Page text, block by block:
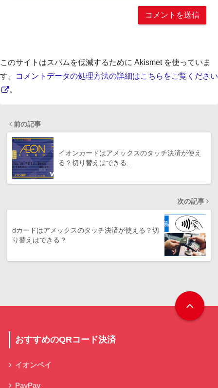
このサイトはスパムを低減するために Akismet を使っていま
す。
コメントデータの処理方法の詳細はこちらをご覧ください
。
前の記事
イオンカードはアメックスのタッチ決済が使え
る？切り替えはできる…
次の記事
dカードはアメックスのタッチ決済が使える？切
り替えはできる？
おすすめのQRコード決済
イオンペイ
PayPay